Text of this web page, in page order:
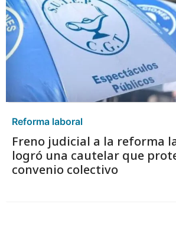
Reforma laboral
Freno judicial a la reforma
logró una cautelar que
convenio colectivo